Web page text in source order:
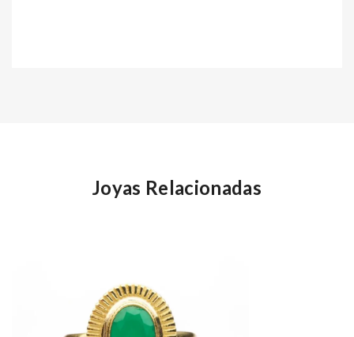
Joyas Relacionadas